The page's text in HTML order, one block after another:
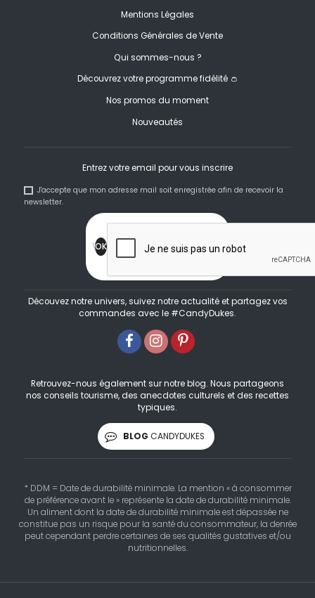
Mentions Légales
Conditions Générales de Vente
Qui sommes-nous ?
Découvrez votre programme fidélité 👛
Nos promos du moment
Nouveautés
Entrez votre email pour vous inscrire
J'accepte que mon adresse mail soit enregistrée afin de recevoir la
newsletter.
Découvez notre univers, suivez notre actualité et partagez vos
commandes avec le #CandyDukes.
Retrouvez-nous également sur notre blog. Nous partageons
nos conseils tourisme, des anecdotes culturels et des recettes
typiques.
BLOG CANDYDUKES
* DDM = Date de durabilité minimale. La mention « à consommer
de préférence avant le » représente la date de durabilité minimale.
Un aliment dont la date de durabilité minimale est dépassée ne
constitue pas un risque pour la santé du consommateur, la denrée
peut cependant perdre certaines de ses qualités gustatives et/ou
nutritionnelles.